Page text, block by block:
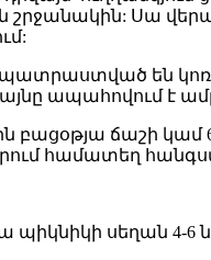
Սա
են
ապահովում է
բացօթյա ճաշի
համատեղ